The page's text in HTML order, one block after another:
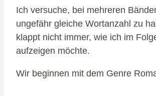
Ich versuche, bei mehreren
ungefähr gleiche Wortanzahl zu
klappt nicht immer, wie ich im
aufzeigen möchte.
Wir beginnen mit dem Genre